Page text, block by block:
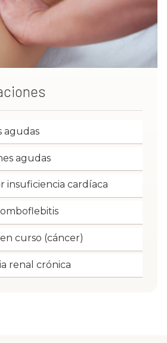
agudas
agudas
insuficiencia cardíaca
curso (cáncer)
renal crónica